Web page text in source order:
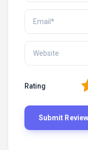
Rating